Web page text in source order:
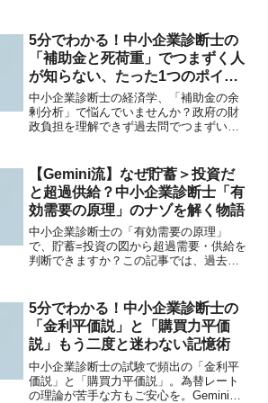
問を解いても、安定して合格点を超える
ことができず、...
5分でわかる！中小企業診断士の
「補助金と死荷重」でつまずく人
が知らない、たった1つのポイン
ト
中小企業診断士の経済学、「補助金の余
剰分析」で悩んでいませんか？政府の財
政負担を理解できず過去問でつまずいた
正確に読み取れるようになり、得点源に
変えられます。
【Gemini流】なぜ貯蓄＞投資だ
と超過供給？中小企業診断士「有
効需要の原理」のナゾを解く物語
中小企業診断士の「有効需要の原理」
で、貯蓄=投資の図から超過需要・供給を
判断できますか？この記事では、過去問
性をスッキリ解説。独学でも確実に得点
源に変える方法がわかります。
5分でわかる！中小企業診断士の
「金利平価説」と「購買力平価
説」もう二度と迷わない記憶術
中小企業診断士の試験で頻出の「金利平
価説」と「購買力平価説」。為替レート
の理論が苦手な方もご安心を。Geminiが